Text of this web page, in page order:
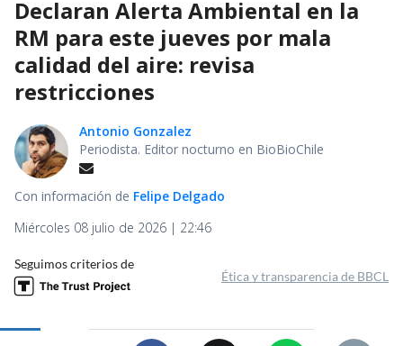
Declaran Alerta Ambiental en la
RM para este jueves por mala
calidad del aire: revisa
restricciones
Antonio Gonzalez
Periodista. Editor nocturno en BioBioChile
Con información de Felipe Delgado
Miércoles 08 julio de 2026 | 22:46
Seguimos criterios de
Ética y transparencia de BBCL